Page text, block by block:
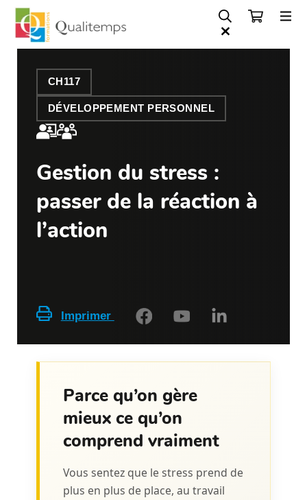
CH117
DÉVELOPPEMENT PERSONNEL
Gestion du stress :
passer de la réaction à
l’action
Imprimer
Parce qu’on gère
mieux ce qu’on
comprend vraiment
Vous sentez que le stress prend de
plus en plus de place, au travail